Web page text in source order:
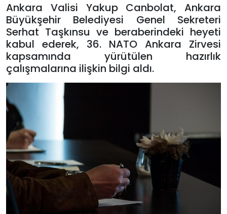
Ankara Valisi Yakup Canbolat, Ankara
Büyükşehir Belediyesi Genel Sekreteri
Serhat Taşkınsu ve beraberindeki heyeti
kabul ederek, 36. NATO Ankara Zirvesi
kapsamında yürütülen hazırlık
çalışmalarına ilişkin bilgi aldı.